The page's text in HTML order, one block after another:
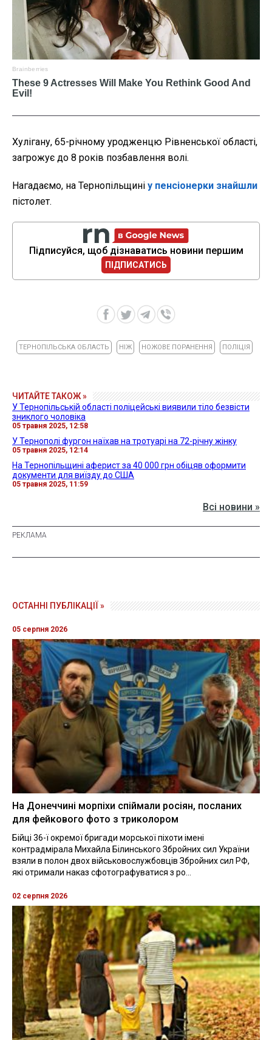
Хулігану, 65-річному уродженцю Рівненської області,
загрожує до 8 років позбавлення волі.
Нагадаємо, на Тернопільщині у пенсіонерки знайшли
пістолет.
Підписуйся, щоб дізнаватись новини першим
ПІДПИСАТИСЬ
ТЕРНОПІЛЬСЬКА ОБЛАСТЬ НІЖ НОЖОВЕ ПОРАНЕННЯ ПОЛІЦІЯ
ЧИТАЙТЕ ТАКОЖ »
У Тернопільській області поліцейські виявили тіло безвісти
зниклого чоловіка
05 травня 2025, 12:58
У Тернополі фургон наїхав на тротуарі на 72-річну жінку
05 травня 2025, 12:14
На Тернопільщині аферист за 40 000 грн обіцяв оформити
документи для виїзду до США
05 травня 2025, 11:59
Всі новини »
ОСТАННІ ПУБЛІКАЦІЇ »
05 серпня 2026
На Донеччині морпіхи спіймали росіян, посланих
для фейкового фото з триколором
Бійці 36-ї окремої бригади морської піхоти імені
контрадмірала Михайла Білинського Збройних сил України
взяли в полон двох військовослужбовців Збройних сил РФ,
які отримали наказ сфотографуватися з ро...
02 серпня 2026